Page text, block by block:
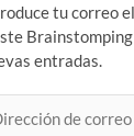
tu correo
entradas.